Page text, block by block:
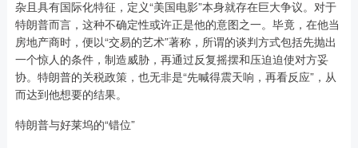
杂且具有国际化特征，定义“美国电影”本身就存在巨大争议。对于
特朗普而言，这种不确定性或许正是他的意图之一。毕竟，在他当
房地产商时，便以“交易的艺术”著称，所谓的谈判方式包括先抛出
一个惊人的条件，制造威胁，再通过反复摇摆和压迫迫使对方妥
协。特朗普的关税政策，也无非是“先喊得震天响，再看反应”，从
而达到他想要的结果。
特朗普与好莱坞的“错位”